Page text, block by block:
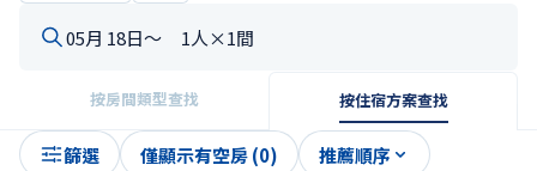
05月 18日〜 1人×1間
按房間類型查找 按住宿方案查找
篩選 僅顯示有空房 (0) 推薦順序